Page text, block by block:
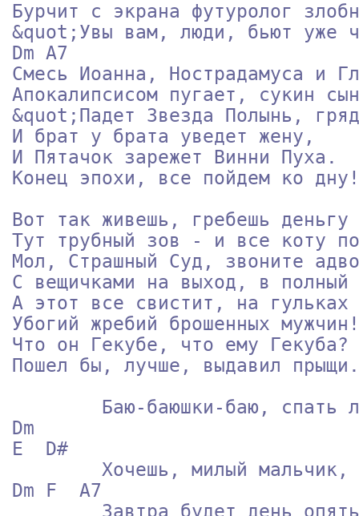
Бурчит с экрана футуролог
&quot;Увы вам, люди, бьют
Dm А7
Смесь Иоанна, Нострадамуса и
Апокалипсисом пугает,
&quot;Падет Звезда Полынь,
И брат у брата уведет
И Пятачок зарежет Винни
Конец эпохи, все пойдем ко
Вот так живешь, гребешь
Тут трубный зов - и все коту
Мол, Страшный Суд, звоните
С вещичками на выход, в
А этот все свистит, на
Убогий жребий брошенных
Что он Гекубе, что ему
Пошел бы, лучше, выдавил
Dm
E  D#
Dm F  A7